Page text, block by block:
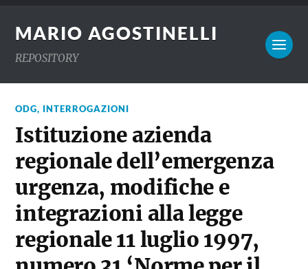
MARIO AGOSTINELLI
REPOSITORY
ODG, INTERROGAZIONI
Istituzione azienda
regionale dell’emergenza
urgenza, modifiche e
integrazioni alla legge
regionale 11 luglio 1997,